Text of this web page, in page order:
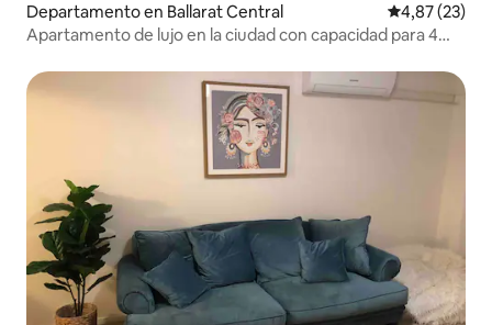
Departamento en Ballarat Central Calificación
4,87 (23)
Apartamento de lujo en la ciudad con capacidad para 4